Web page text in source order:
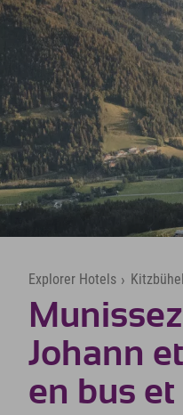
Explorer Hotels › Kitzbühel
Johann
en bus